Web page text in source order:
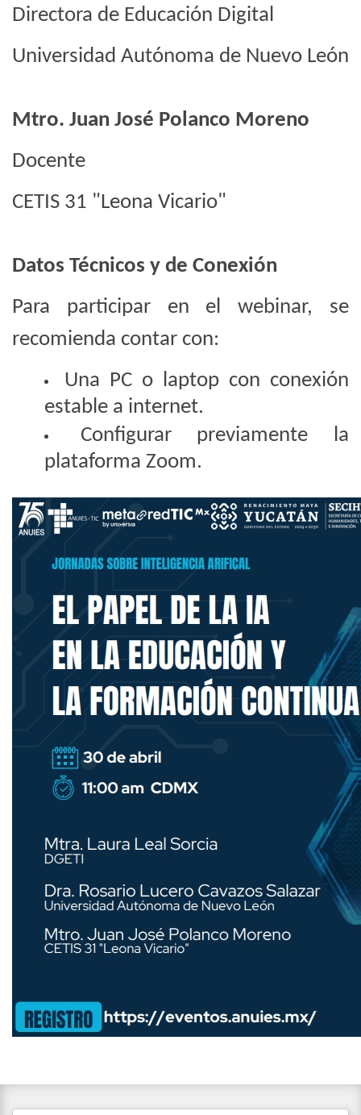
Directora de Educación Digital
Universidad Autónoma de Nuevo León
Mtro. Juan José Polanco Moreno
Docente
CETIS 31 "Leona Vicario"
Datos Técnicos y de Conexión
Para participar en el webinar, se
recomienda contar con:
Una PC o laptop con conexión
estable a internet.
Configurar previamente la
plataforma Zoom.